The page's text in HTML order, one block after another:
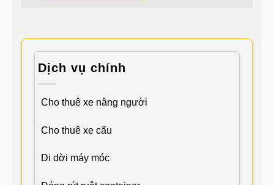
Dịch vụ chính
Cho thuê xe nâng người
Cho thuê xe cẩu
Di dời máy móc